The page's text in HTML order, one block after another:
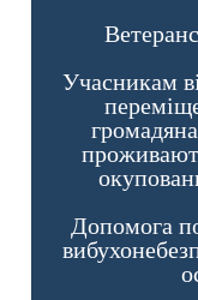
Учасникам
Допомога